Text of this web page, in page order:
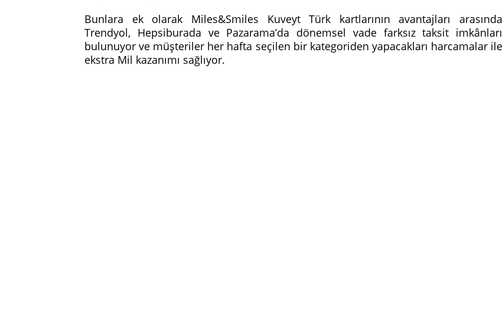
Bunlara ek olarak Miles&Smiles Kuveyt Türk kartlarının avantajları arasında
Trendyol, Hepsiburada ve Pazarama’da dönemsel vade farksız taksit imkânları
bulunuyor ve müşteriler her hafta seçilen bir kategoriden yapacakları harcamalar ile
ekstra Mil kazanımı sağlıyor.